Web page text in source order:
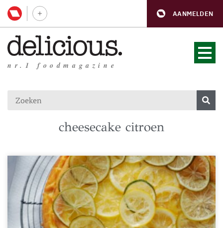
AANMELDEN
nr.1 foodmagazine
cheesecake citroen